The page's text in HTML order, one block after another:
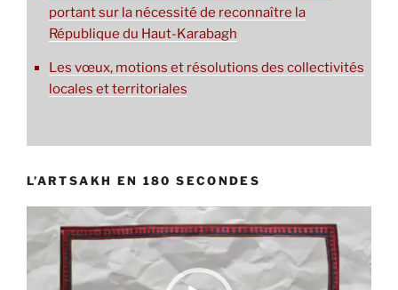
portant sur la nécessité de reconnaître la
République du Haut-Karabagh
Les vœux, motions et résolutions des collectivités
locales et territoriales
L’ARTSAKH EN 180 SECONDES
vidéo